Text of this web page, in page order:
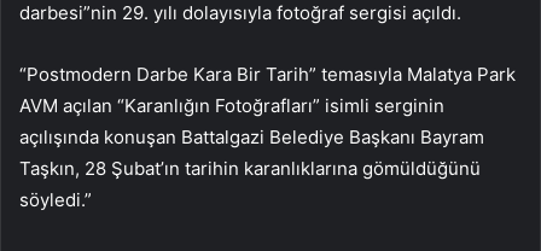
darbesi”nin 29. yılı dolayısıyla fotoğraf sergisi açıldı.
“Postmodern Darbe Kara Bir Tarih” temasıyla Malatya Park
AVM açılan “Karanlığın Fotoğrafları” isimli serginin
açılışında konuşan Battalgazi Belediye Başkanı Bayram
Taşkın, 28 Şubat’ın tarihin karanlıklarına gömüldüğünü
söyledi.”